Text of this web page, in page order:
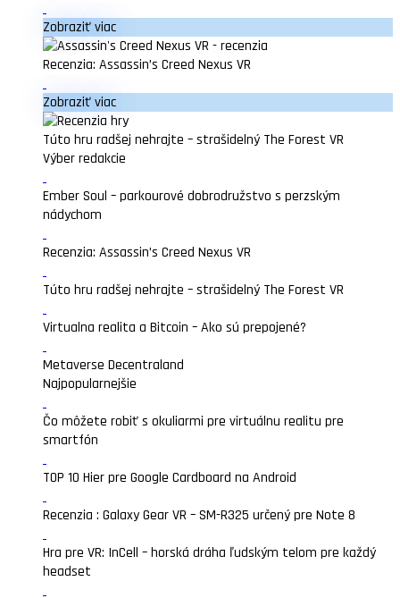
Zobraziť viac
Recenzia: Assassin’s Creed Nexus VR
Zobraziť viac
Túto hru radšej nehrajte – strašidelný The Forest VR
Výber redakcie
Ember Soul – parkourové dobrodružstvo s perzským
nádychom
Recenzia: Assassin’s Creed Nexus VR
Túto hru radšej nehrajte – strašidelný The Forest VR
Virtualna realita a Bitcoin – Ako sú prepojené?
Metaverse Decentraland
Najpopularnejšie
Čo môžete robiť s okuliarmi pre virtuálnu realitu pre
smartfón
TOP 10 Hier pre Google Cardboard na Android
Recenzia : Galaxy Gear VR – SM-R325 určený pre Note 8
Hra pre VR: InCell – horská dráha ľudským telom pre každý
headset